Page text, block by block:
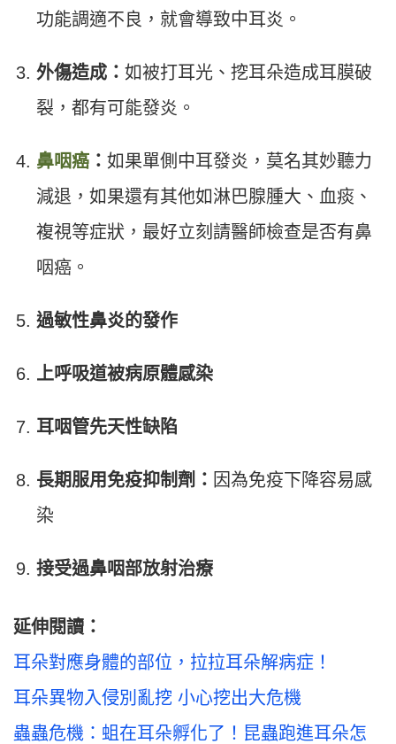
功能調適不良，就會導致中耳炎。
外傷造成： 如被打耳光、挖耳朵造成耳膜破
裂，都有可能發炎。
鼻咽癌 ： 如果單側中耳發炎，莫名其妙聽力
減退，如果還有其他如淋巴腺腫大、血痰、
複視等症狀，最好立刻請醫師檢查是否有鼻
咽癌。
過敏性鼻炎的發作
上呼吸道被病原體感染
耳咽管先天性缺陷
長期服用免疫抑制劑： 因為免疫下降容易感
染
接受過鼻咽部放射治療
延伸閱讀：
耳朵對應身體的部位，拉拉耳朵解病症！
耳朵異物入侵別亂挖 小心挖出大危機
蟲蟲危機：蛆在耳朵孵化了！昆蟲跑進耳朵怎